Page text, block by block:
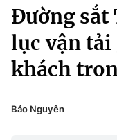
Chuyên mục
Chính trị
Xã hội
Pháp luật
Kinh tế
Thể thao
Truyền hình
Văn hóa -
Công nghệ
Đường sắt
lục vận
khách
Bảo Nguyên